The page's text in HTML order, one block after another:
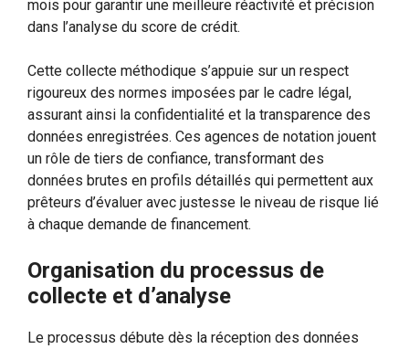
mois pour garantir une meilleure réactivité et précision
dans l’analyse du score de crédit.
Cette collecte méthodique s’appuie sur un respect
rigoureux des normes imposées par le cadre légal,
assurant ainsi la confidentialité et la transparence des
données enregistrées. Ces agences de notation jouent
un rôle de tiers de confiance, transformant des
données brutes en profils détaillés qui permettent aux
prêteurs d’évaluer avec justesse le niveau de risque lié
à chaque demande de financement.
Organisation du processus de
collecte et d’analyse
Le processus débute dès la réception des données